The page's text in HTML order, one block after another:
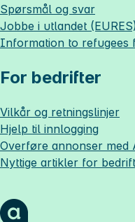
Spørsmål og svar
Jobbe i utlandet (EURES)
Information to refugees
For bedrifter
Vilkår og retningslinjer
Hjelp til innlogging
Overføre annonser med
Nyttige artikler for